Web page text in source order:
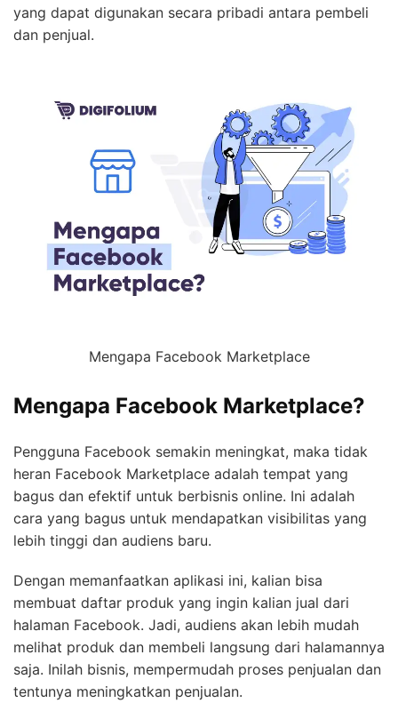
yang dapat digunakan secara pribadi antara pembeli
dan penjual.
Mengapa Facebook Marketplace
Mengapa Facebook Marketplace?
Pengguna Facebook semakin meningkat, maka tidak
heran Facebook Marketplace adalah tempat yang
bagus dan efektif untuk berbisnis online. Ini adalah
cara yang bagus untuk mendapatkan visibilitas yang
lebih tinggi dan audiens baru.
Dengan memanfaatkan aplikasi ini, kalian bisa
membuat daftar produk yang ingin kalian jual dari
halaman Facebook. Jadi, audiens akan lebih mudah
melihat produk dan membeli langsung dari halamannya
saja. Inilah bisnis, mempermudah proses penjualan dan
tentunya meningkatkan penjualan.